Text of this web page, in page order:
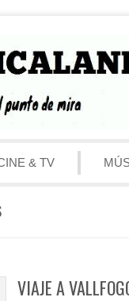
& TV
VIAJE A